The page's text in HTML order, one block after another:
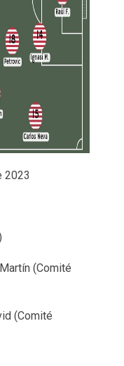
2023
(Comité
(Comité